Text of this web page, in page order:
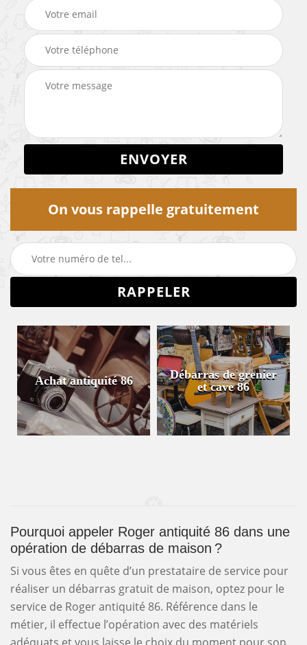
On vous rappelle gratuitement
Achat antiquité 86
Débarras de grenier
et cave 86
Pourquoi appeler Roger antiquité 86 dans une
opération de débarras de maison ?
Si vous êtes en quête d’un prestataire de service pour
réaliser un débarras gratuit de maison, optez pour le
service de Roger antiquité 86. Référence dans le
métier, il effectue l’opération avec des matériels
adéquats et vous laisse le choix du moment pour son